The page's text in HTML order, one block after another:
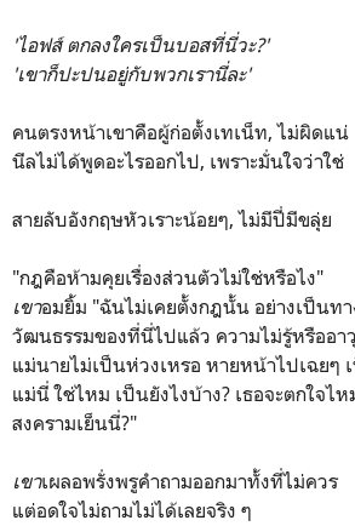
'ไอฟส์ ตกลงใครเป็นบอสที่นี่วะ?'
'เขาก็ปะปนอยู่กับพวกเรานี่ละ'
คนตรงหน้าเขาคือผู้ก่อตั้งเทเน็ท, ไม่ผิดแน่
นีลไม่ได้พูดอะไรออกไป, เพราะมั่นใจว่าใช่
สายลับอังกฤษหัวเราะน้อยๆ, ไม่มีปี่มีขลุ่ย
"กฎคือห้ามคุยเรื่องส่วนตัวไม่ใช่หรือไง"
เขาอมยิ้ม "ฉันไม่เคยตั้งกฎนั้น อย่างเป็นท
วัฒนธรรมของที่นี่ไปแล้ว ความไม่รู้หรืออาวุ
แม่นายไม่เป็นห่วงเหรอ หายหน้าไปเฉยๆ
แม่นี่ ใช่ไหม เป็นยังไงบ้าง? เธอจะตกใจไห
สงครามเย็นนี่?"
เขาเผลอพรั่งพรูคำถามออกมาทั้งที่ไม่ควร
แต่อดใจไม่ถามไม่ได้เลยจริง ๆ